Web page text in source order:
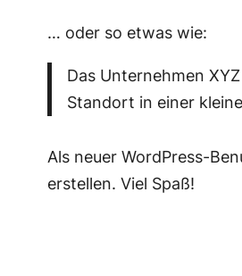
… oder so etwas wie:
Das Unternehmen
Standort in einer
Als neuer WordPress-
erstellen. Viel Spaß!